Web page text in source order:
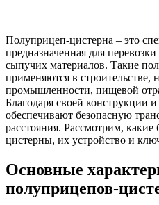
Полуприцеп-цистерна – это
предназначенная для
сыпучих материалов. Такие
применяются в строительстве,
промышленности, пищевой
Благодаря своей конструкции
обеспечивают безопасную
расстояния. Рассмотрим,
цистерны, их устройство и
Основные
полуприцепов-